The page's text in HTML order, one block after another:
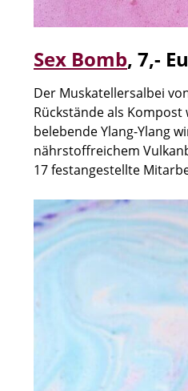
Sex Bomb, 7,-
Der Muskatellersalbei
Rückstände als
belebende Ylang-Ylang
nährstoffreichem
17 festangestellte